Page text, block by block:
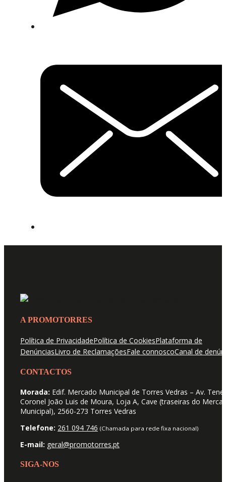
A PROMOTORRES
Política de PrivacidadePolítica de CookiesPlataforma de
DenúnciasLivro de ReclamaçõesFale connoscoCanal de
CONTACTOS
Morada: Edif. Mercado Municipal de Torres Vedras – Av.
Coronel João Luis de Moura, Loja A, Cave (traseiras do
Municipal), 2560-273 Torres Vedras
Telefone: 261 094 746 (Chamada para rede fixa nacional)
E-mail: geral@promotorres.pt
SIGA-NOS